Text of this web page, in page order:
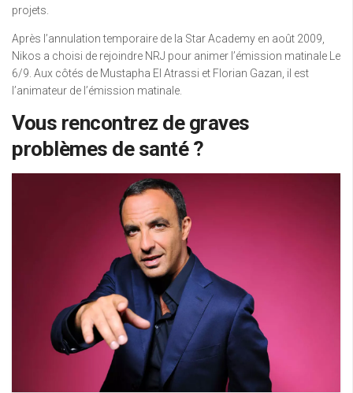
projets.
Après l’annulation temporaire de la Star Academy en août 2009,
Nikos a choisi de rejoindre NRJ pour animer l’émission matinale Le
6/9. Aux côtés de Mustapha El Atrassi et Florian Gazan, il est
l’animateur de l’émission matinale.
Vous rencontrez de graves
problèmes de santé ?